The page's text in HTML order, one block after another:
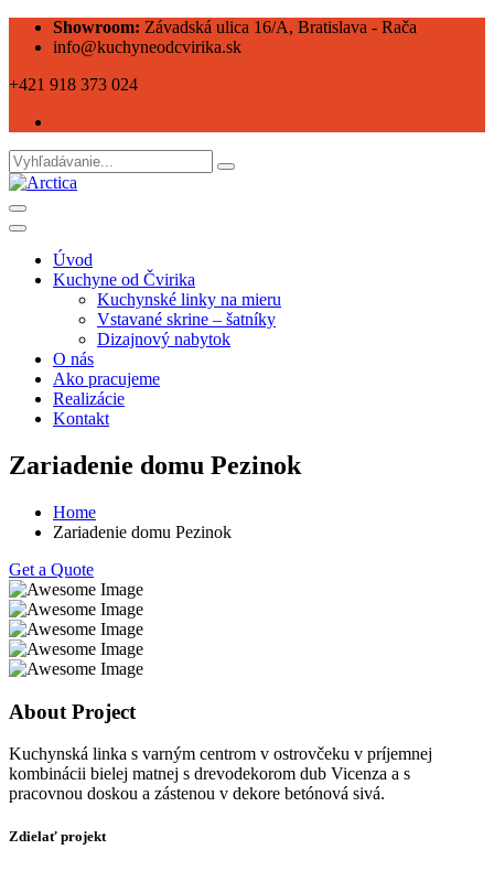
Showroom: Závadská ulica 16/A, Bratislava - Rača
info@kuchyneodcvirika.sk
+421 918 373 024
Úvod
Kuchyne od Čvirika
Kuchynské linky na mieru
Vstavané skrine – šatníky
Dizajnový nabytok
O nás
Ako pracujeme
Realizácie
Kontakt
Zariadenie domu Pezinok
Home
Zariadenie domu Pezinok
Get a Quote
About Project
Kuchynská linka s varným centrom v ostrovčeku v príjemnej
kombinácii bielej matnej s drevodekorom dub Vicenza a s
pracovnou doskou a zástenou v dekore betónová sivá.
Zdielať projekt